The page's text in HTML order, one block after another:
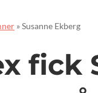
»Susanne Ekberg
fick